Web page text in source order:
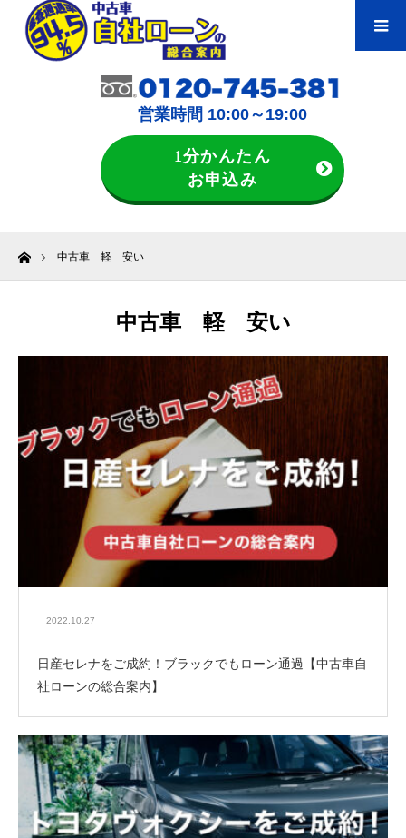
営業時間 10:00～19:00
1分かんたん
お申込み
ホーム中古車 軽 安い
中古車 軽 安い
2022.10.27
日産セレナをご成約！ブラックでもローン通過【中古車自
社ローンの総合案内】